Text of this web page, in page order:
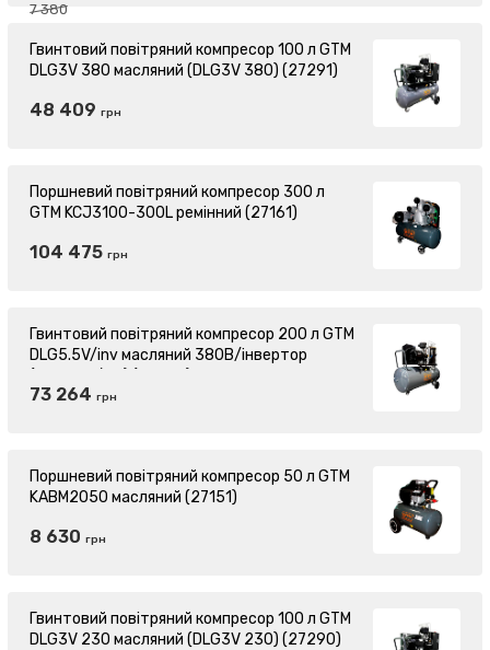
7 380
Гвинтовий повітряний компресор 100 л GTM
DLG3V 380 масляний (DLG3V 380) (27291)
48 409 грн
Поршневий повітряний компресор 300 л
GTM KCJ3100-300L ремінний (27161)
104 475 грн
Гвинтовий повітряний компресор 200 л GTM
DLG5.5V/inv масляний 380В/інвертор
73 264 грн
Поршневий повітряний компресор 50 л GTM
KABM2050 масляний (27151)
8 630 грн
Гвинтовий повітряний компресор 100 л GTM
DLG3V 230 масляний (DLG3V 230) (27290)